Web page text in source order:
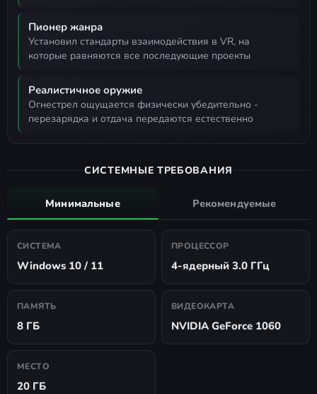
Пионер жанра
установил стандарты взаимодействия в VR, на
которые равняются все последующие проекты
Реалистичное оружие
огнестрел ощущается физически убедительно -
перезарядка и отдача передаются естественно
СИСТЕМНЫЕ ТРЕБОВАНИЯ
Минимальные Рекомендуемые
СИСТЕМА
Windows 10 / 11
ПРОЦЕССОР
4-ядерный 3.0 ГГц
ПАМЯТЬ
8 ГБ
ВИДЕОКАРТА
NVIDIA GeForce 1060
МЕСТО
20 ГБ